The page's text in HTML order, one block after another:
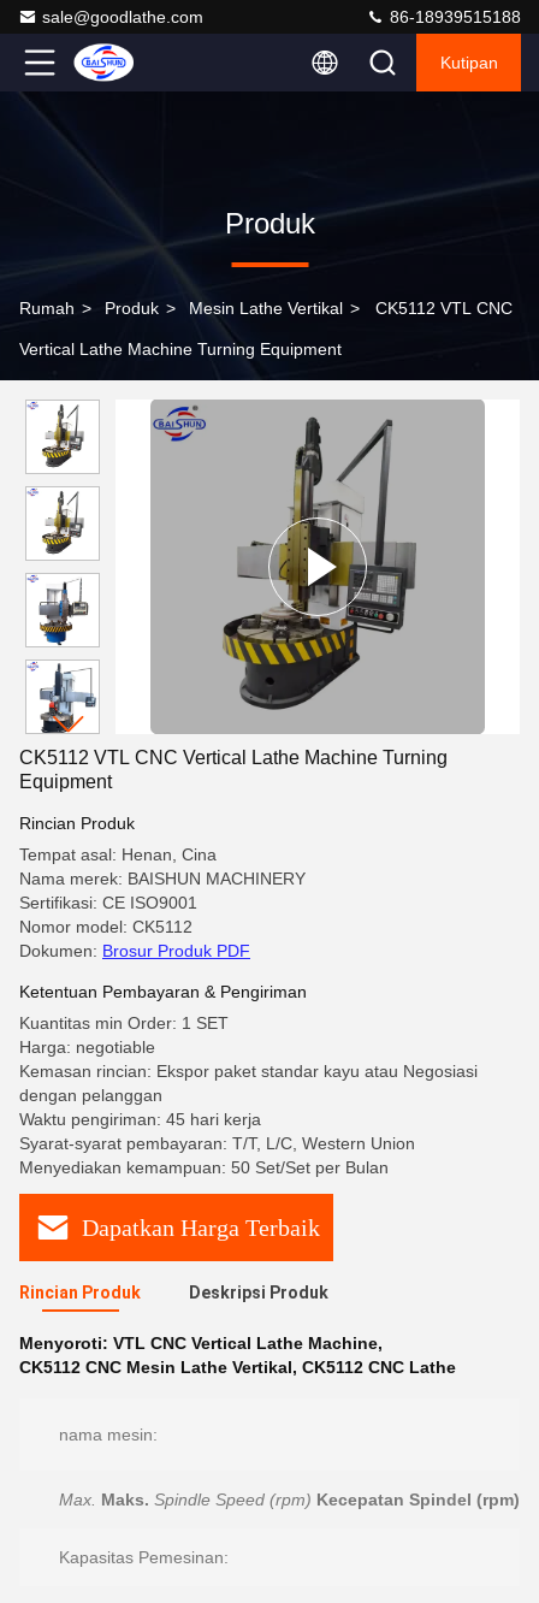
sale@goodlathe.com 86-18939515188
Kutipan
Produk
Rumah > Produk > Mesin Lathe Vertikal > CK5112 VTL CNC
Vertical Lathe Machine Turning Equipment
CK5112 VTL CNC Vertical Lathe Machine Turning
Equipment
Rincian Produk
Tempat asal: Henan, Cina
Nama merek: BAISHUN MACHINERY
Sertifikasi: CE ISO9001
Nomor model: CK5112
Dokumen: Brosur Produk PDF
Ketentuan Pembayaran & Pengiriman
Kuantitas min Order: 1 SET
Harga: negotiable
Kemasan rincian: Ekspor paket standar kayu atau Negosiasi
dengan pelanggan
Waktu pengiriman: 45 hari kerja
Syarat-syarat pembayaran: T/T, L/C, Western Union
Menyediakan kemampuan: 50 Set/Set per Bulan
Dapatkan Harga Terbaik
Rincian Produk Deskripsi Produk
Menyoroti: VTL CNC Vertical Lathe Machine,
CK5112 CNC Mesin Lathe Vertikal, CK5112 CNC Lathe
nama mesin:
Max. Maks. Spindle Speed (rpm) Kecepatan Spindel (rpm)
Kapasitas Pemesinan: